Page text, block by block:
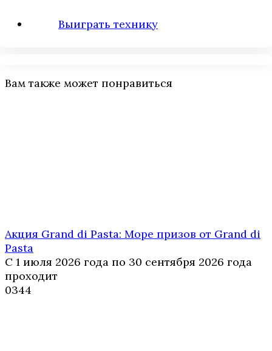
Выиграть технику
Вам также может понравиться
Акция Grand di Pasta: Море призов от Grand di
Pasta
С 1 июля 2026 года по 30 сентября 2026 года
проходит
0344